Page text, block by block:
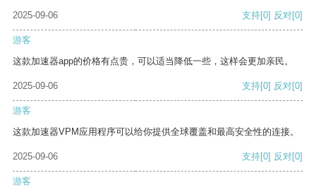
2025-09-06 支持[0] 反对[0]
游客
这款加速器app的价格有点贵，可以适当降低一些，这样会更加亲民。
2025-09-06 支持[0] 反对[0]
游客
这款加速器VPM应用程序可以给你提供全球覆盖和最高安全性的连接。
2025-09-06 支持[0] 反对[0]
游客